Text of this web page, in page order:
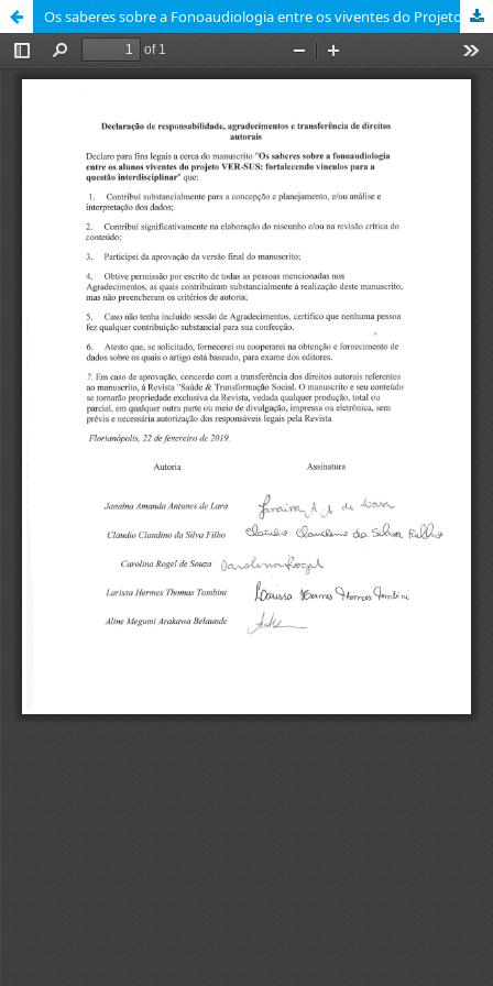
Os saberes sobre a Fonoaudiologia entre os viventes do Projeto VER-SUS: fortalecendo vínculos para a questão interdisciplinar